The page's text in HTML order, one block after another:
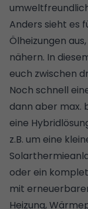
Anders sieht es
Ölheizungen
nähern. In
euch zwischen
Noch schnell
dann aber max.
eine
z.B. um eine
oder ein
mit
Heizung,